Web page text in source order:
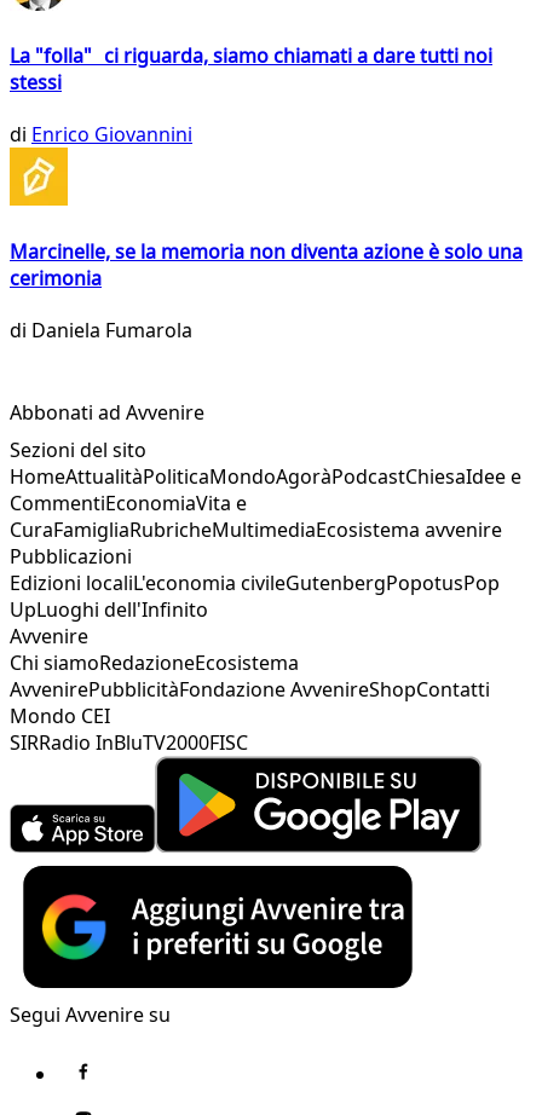
La "folla" ci riguarda, siamo chiamati a dare tutti noi
stessi
di Enrico Giovannini
Marcinelle, se la memoria non diventa azione è solo una
cerimonia
di Daniela Fumarola
Abbonati ad Avvenire
Sezioni del sito
HomeAttualitàPoliticaMondoAgoràPodcastChiesaIdee e
CommentiEconomiaVita e
CuraFamigliaRubricheMultimediaEcosistema avvenire
Pubblicazioni
Edizioni localiL'economia civileGutenbergPopotusPop
UpLuoghi dell'Infinito
Avvenire
Chi siamoRedazioneEcosistema
AvvenirePubblicitàFondazione AvvenireShopContatti
Mondo CEI
SIRRadio InBluTV2000FISC
Segui Avvenire su